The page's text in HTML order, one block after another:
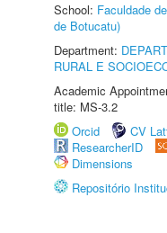
School: Faculdade
de Botucatu)
Department:
RURAL E
Academic
title: MS-3.2
Orcid
CV
ResearcherID
Dimensions
Repositório